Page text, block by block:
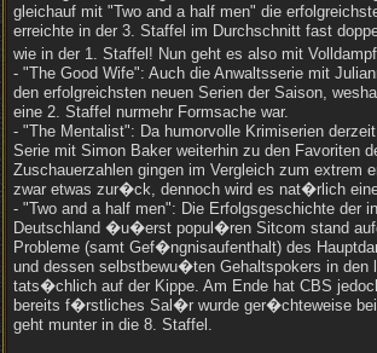
gleichauf mit "Two and a half men" die
erreichte in der 3. Staffel im Durchschnitt fast
wie in der 1. Staffel! Nun geht es also mit
- "The Good Wife": Auch die Anwaltsserie mit
den erfolgreichsten neuen Serien der Saison,
eine 2. Staffel nurmehr Formsache war.
- "The Mentalist": Da humorvolle Krimiserien
Serie mit Simon Baker weiterhin zu den Favoriten
Zuschauerzahlen gingen im Vergleich zum extrem
zwar etwas zur�ck, dennoch wird es nat�rlich
- "Two and a half men": Die Erfolgsgeschichte der
Deutschland �u�erst popul�ren Sitcom stand
Probleme (samt Gef�ngnisaufenthalt) des
und dessen selbstbewu�ten Gehaltspokers in den
tats�chlich auf der Kippe. Am Ende hat CBS
bereits f�rstliches Sal�r wurde ger�chteweise
geht munter in die 8. Staffel.